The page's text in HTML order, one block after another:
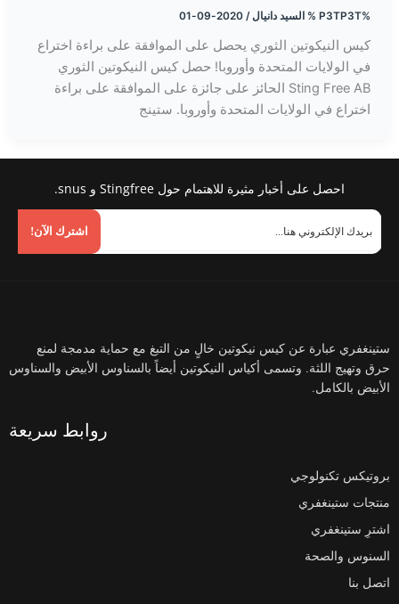
%P3TP3T % السيد دانيال/
2020-09-01
كيس النيكوتين الثوري يحصل على الموافقة على براءة اختراع
في الولايات المتحدة وأوروبا! حصل كيس النيكوتين الثوري
Sting Free AB الحائز على جائزة على الموافقة على براءة
اختراع في الولايات المتحدة وأوروبا. ستينج
احصل على أخبار مثيرة للاهتمام حول Stingfree و snus.
اشترك الآن!
ستينغفري عبارة عن كيس نيكوتين خالٍ من التبغ مع حماية مدمجة لمنع
حرق وتهيج اللثة. وتسمى أكياس النيكوتين أيضاً بالسناوس الأبيض والسناوس
الأبيض بالكامل.
روابط سريعة
بروتيكس تكنولوجي
منتجات ستينغفري
اشترِ ستينغفري
السنوس والصحة
اتصل بنا